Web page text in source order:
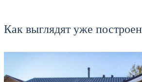
Как выглядят уже